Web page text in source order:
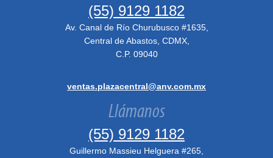
(55) 9129 1182
Av. Canal de Río Churubusco #1635,
Central de Abastos, CDMX,
C.P. 09040
ventas.plazacentral@anv.com.mx
Llámanos
(55) 9129 1182
Guillermo Massieu Helguera #265,